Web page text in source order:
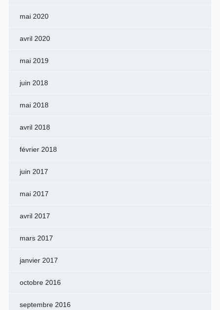
mai 2020
avril 2020
mai 2019
juin 2018
mai 2018
avril 2018
février 2018
juin 2017
mai 2017
avril 2017
mars 2017
janvier 2017
octobre 2016
septembre 2016